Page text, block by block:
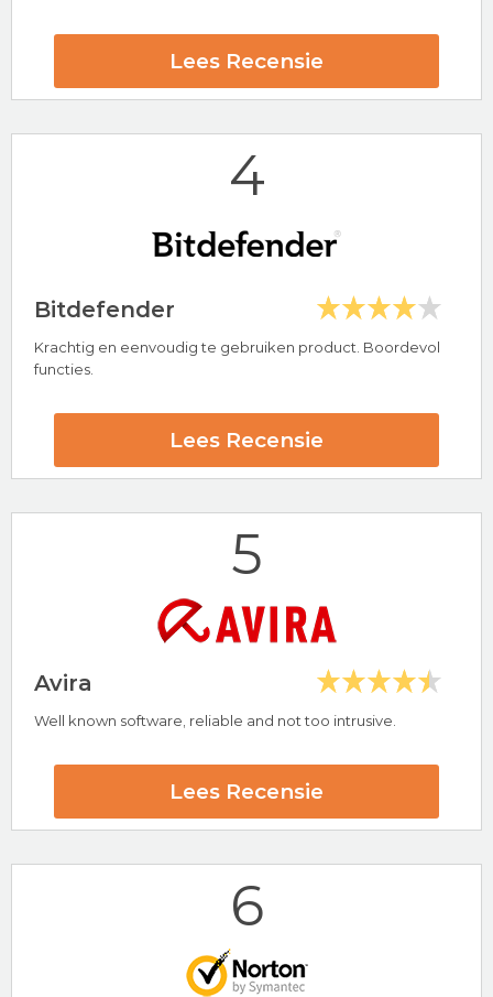
30 dagen-geld-terug-garantie
PC Protect Beoordeling
Bezoek nu PC Protect
Lees Recensie
Hoogtepunten
30 dagen-geld-terug-garantie
McAfee Beoordeling
Bezoek nu McAfee
4
Bitdefender
Krachtig en eenvoudig te gebruiken product. Boordevol
functies.
Lees Recensie
30 dagen-geld-terug-garantie
Bitdefender Beoordeling
Bezoek nu Bitdefender
5
Avira
Well known software, reliable and not too intrusive.
Lees Recensie
6